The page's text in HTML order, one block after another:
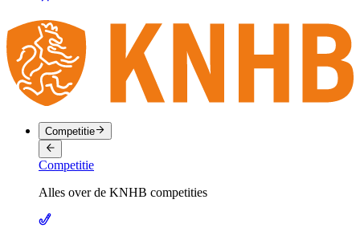
Competitie
Competitie
Alles over de KNHB competities